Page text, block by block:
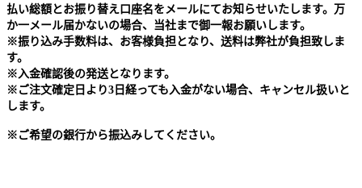
払い総額とお振り替え口座名をメールにてお知らせいたします。万
か一メール届かないの場合、当社まで御一報お願いします。
※振り込み手数料は、お客様負担となり、送料は弊社が負担致しま
す。
※ 入金確認後の発送となります。
※ ご注文確定日より3日経っても入金がない場合、キャンセル扱いと
します。
※ ご希望の銀行から振込みしてください。